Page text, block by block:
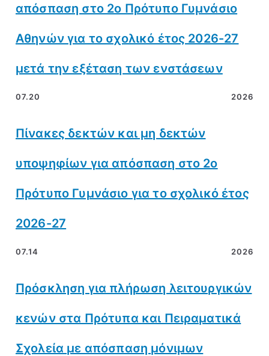
απόσπαση στο 2ο Πρότυπο Γυμνάσιο
Αθηνών για το σχολικό έτος 2026-27
μετά την εξέταση των ενστάσεων
07.20 2026
Πίνακες δεκτών και μη δεκτών
υποψηφίων για απόσπαση στο 2ο
Πρότυπο Γυμνάσιο για το σχολικό έτος
2026-27
07.14 2026
Πρόσκληση για πλήρωση λειτουργικών
κενών στα Πρότυπα και Πειραματικά
Σχολεία με απόσπαση μόνιμων